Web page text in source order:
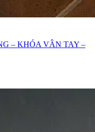
– KHÓA VÂN TAY –